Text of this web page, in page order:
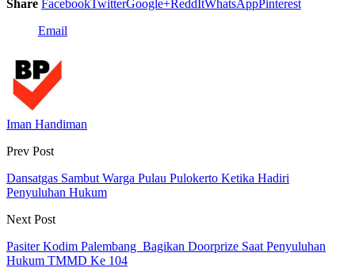
Share FacebookTwitterGoogle+ReddItWhatsAppPinterest
Email
Iman Handiman
Prev Post
Dansatgas Sambut Warga Pulau Pulokerto Ketika Hadiri
Penyuluhan Hukum
Next Post
Pasiter Kodim Palembang Bagikan Doorprize Saat Penyuluhan
Hukum TMMD Ke 104